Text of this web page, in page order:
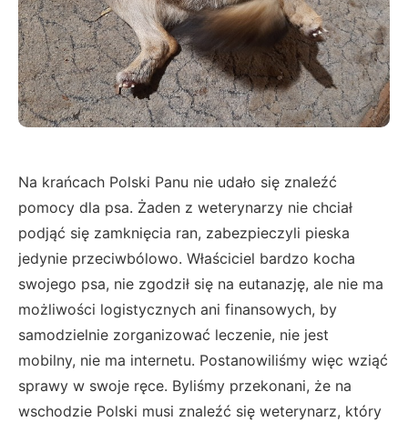
Na krańcach Polski Panu nie udało się znaleźć
pomocy dla psa. Żaden z weterynarzy nie chciał
podjąć się zamknięcia ran, zabezpieczyli pieska
jedynie przeciwbólowo. Właściciel bardzo kocha
swojego psa, nie zgodził się na eutanazję, ale nie ma
możliwości logistycznych ani finansowych, by
samodzielnie zorganizować leczenie, nie jest
mobilny, nie ma internetu. Postanowiliśmy więc wziąć
sprawy w swoje ręce. Byliśmy przekonani, że na
wschodzie Polski musi znaleźć się weterynarz, który